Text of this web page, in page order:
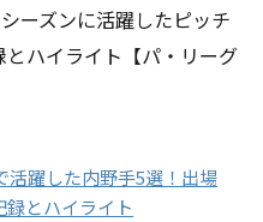
ーズンに活躍したピッチ
とハイライト【パ・リーグ
活躍した内野手5選！出場
とハイライト